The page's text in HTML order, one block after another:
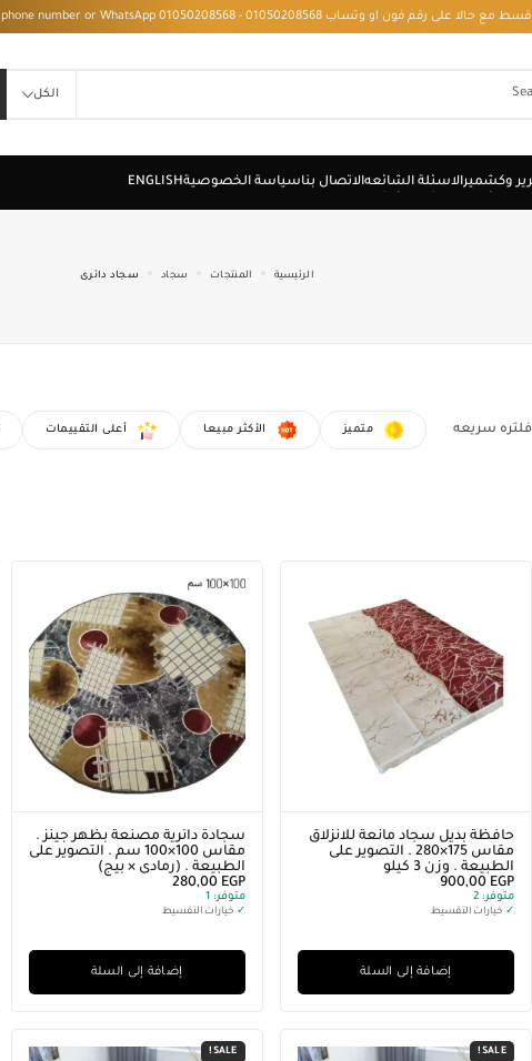
قسط مع حالا على رقم فون او وتساب 01050208568 - Installment with Hala on phone number or WhatsApp 01050208568
الكل
الرئيسية المنتجات سجاد سجاد دائرى
فلتره سريعه متميز الأكثر مبيعا أعلى التقييمات
حافظة بديل سجاد مانعة للانزلاق
مقاس 175×280 . التصوير على
الطبيعة . وزن 3 كيلو
900,00 EGP
متوفر:
✓ خيارات التقسيط
إضافة إلى السلة
سجادة دائرية مصنعة بظهر جينز .
مقاس 100×100 سم . التصوير على
الطبيعة . (رمادى × بيج)
280,00 EGP
متوفر: 1
✓ خيارات التقسيط
إضافة إلى السلة
SALE!
SALE!